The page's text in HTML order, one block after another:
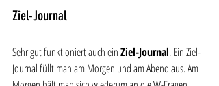
Ziel-Journal
Sehr gut funktioniert auch ein Ziel-Journal. Ein Ziel-
Journal füllt man am Morgen und am Abend aus. Am